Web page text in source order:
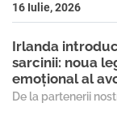
16 Iulie, 2026
Irlanda
sarcinii: noua
emoțional al
De la partenerii